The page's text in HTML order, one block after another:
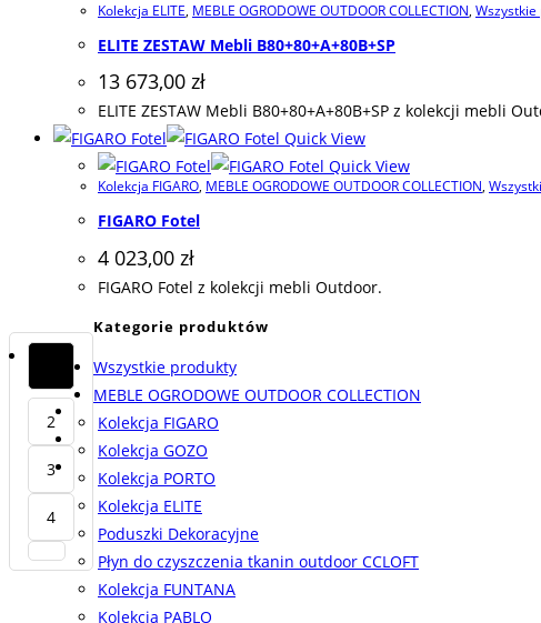
Kolekcja ELITE, MEBLE OGRODOWE OUTDOOR COLLECTION,
ELITE ZESTAW Mebli B80+80+A+80B+SP
13 673,00 zł
ELITE ZESTAW Mebli B80+80+A+80B+SP z kolekcji mebli
Quick View
Quick View
Kolekcja FIGARO, MEBLE OGRODOWE OUTDOOR COLLECTION,
FIGARO Fotel
4 023,00 zł
FIGARO Fotel z kolekcji mebli Outdoor.
2
3
4
Kategorie produktów
Wszystkie produkty
MEBLE OGRODOWE OUTDOOR COLLECTION
Kolekcja FIGARO
Kolekcja GOZO
Kolekcja PORTO
Kolekcja ELITE
Poduszki Dekoracyjne
Płyn do czyszczenia tkanin outdoor CCLOFT
Kolekcja FUNTANA
Kolekcja PABLO